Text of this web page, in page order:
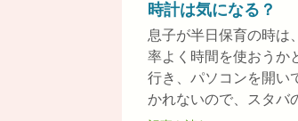
時計は気になる？
息子が半日保育の時は
率よく時間を使おうか
行き、パソコンを開い
かれないので、スタバ